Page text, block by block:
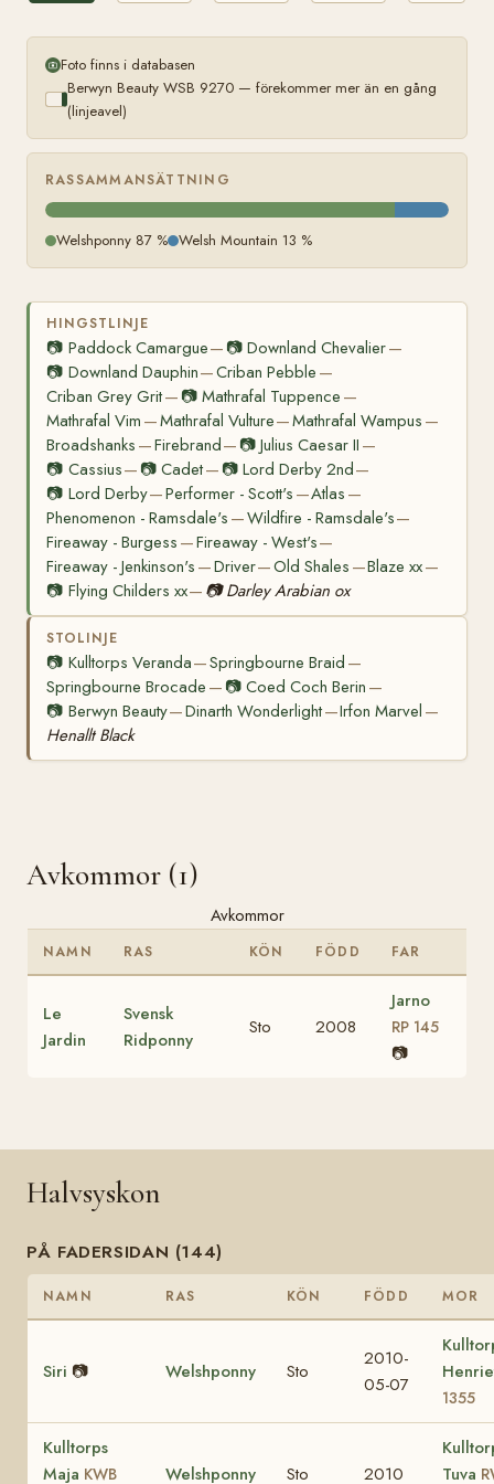
Foto finns i databasen
Berwyn Beauty WSB 9270 — förekommer mer än en gång
(linjeavel)
RASSAMMANSÄTTNING
Welshponny 87 % Welsh Mountain 13 %
HINGSTLINJE
📷 Paddock Camargue— 📷Downland Chevalier—
📷 Downland Dauphin—Criban Pebble —
Criban Grey Grit— 📷Mathrafal Tuppence —
Mathrafal Vim —Mathrafal Vulture—Mathrafal Wampus —
Broadshanks —Firebrand— 📷Julius Caesar II —
📷 Cassius— 📷Cadet— 📷 Lord Derby 2nd—
📷 Lord Derby—Performer - Scott's —Atlas —
Phenomenon - Ramsdale's —Wildfire - Ramsdale's—
Fireaway - Burgess —Fireaway - West's—
Fireaway - Jenkinson's —Driver—Old Shales —Blaze xx—
📷 Flying Childers xx— 📷 Darley Arabian ox
STOLINJE
📷 Kulltorps Veranda—Springbourne Braid —
Springbourne Brocade — 📷Coed Coch Berin —
📷 Berwyn Beauty—Dinarth Wonderlight—Irfon Marvel —
Henallt Black
Avkommor (1)
Avkommor
NAMN RAS KÖN FÖDD FAR
Le
Jardin
Svensk
Ridponny
Sto 2008
Jarno
RP 145
📷
Halvsyskon
PÅ FADERSIDAN (144)
NAMN RAS KÖN FÖDD MOR
Siri 📷 Welshponny Sto
2010-
05-07
1355
Kulltorps
Maja KWB Welshponny Sto 2010
Tuva